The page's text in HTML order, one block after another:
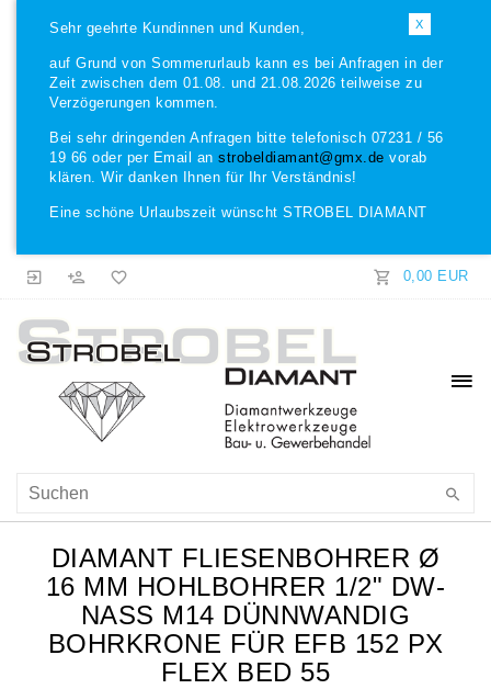
X
Sehr geehrte Kundinnen und Kunden,
auf Grund von Sommerurlaub kann es bei Anfragen in der
Zeit zwischen dem 01.08. und 21.08.2026 teilweise zu
Verzögerungen kommen.
Bei sehr dringenden Anfragen bitte telefonisch 07231 / 56
19 66 oder per Email an strobeldiamant@gmx.de vorab
klären. Wir danken Ihnen für Ihr Verständnis!
Eine schöne Urlaubszeit wünscht STROBEL DIAMANT
0,00 EUR
DIAMANT FLIESENBOHRER Ø
16 MM HOHLBOHRER 1/2" DW-
NASS M14 DÜNNWANDIG
BOHRKRONE FÜR EFB 152 PX
FLEX BED 55